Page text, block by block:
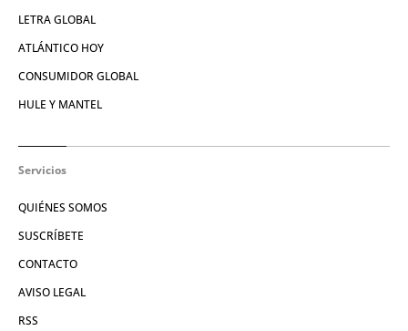
LETRA GLOBAL
ATLÁNTICO HOY
CONSUMIDOR GLOBAL
HULE Y MANTEL
Servicios
QUIÉNES SOMOS
SUSCRÍBETE
CONTACTO
AVISO LEGAL
RSS